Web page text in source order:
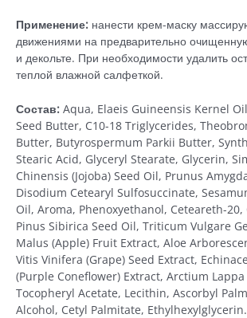
Применение: нанести крем-маску
движениями на предварительно
и декольте. При необходимости удалить
теплой влажной салфеткой.
Состав: Aqua, Elaeis Guineensis Kernel
Seed Butter, C10-18 Triglycerides,
Butter, Butyrospermum Parkii Butter,
Stearic Acid, Glyceryl Stearate, Glycerin,
Chinensis (Jojoba) Seed Oil, Prunus
Disodium Cetearyl Sulfosuccinate,
Oil, Aroma, Phenoxyethanol, Ceteareth-20,
Pinus Sibirica Seed Oil, Triticum Vulgare
Malus (Apple) Fruit Extract, Aloe
Vitis Vinifera (Grape) Seed Extract,
(Purple Coneflower) Extract, Arctium Lappa
Tocopheryl Acetate, Lecithin, Ascorbyl
Alcohol, Cetyl Palmitate, Ethylhexylglycerin.